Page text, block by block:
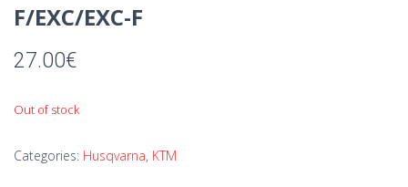
F/EXC/EXC-F
27.00€
Out of stock
Categories: Husqvarna, KTM